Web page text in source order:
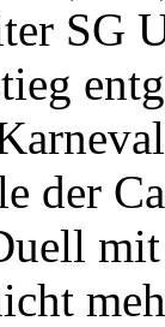
SG
der